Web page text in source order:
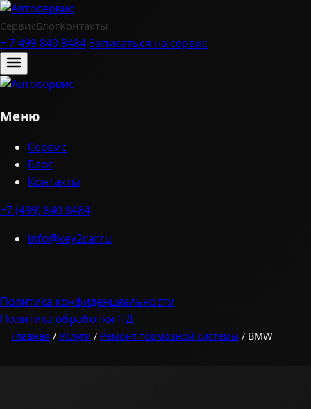
СервисБлогКонтакты
+ 7 499 840 8484Записаться на сервис
Меню
Сервис
Блог
Контакты
+7 (499) 840 8484
info@key2car.ru
Политика конфиденциальности
Политика обработки ПД
Главная / Услуги / Ремонт тормозной системы / BMW